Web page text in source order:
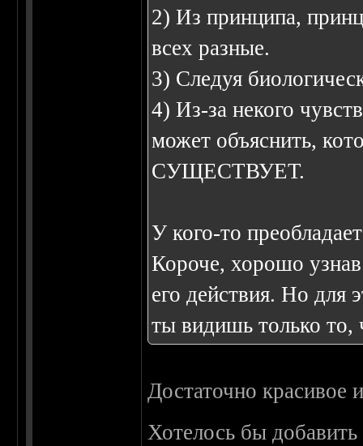
2) Из принципа,
всех разные.
3) Следуя
4) Из-за некого
может объяснить,
СУЩЕСТВУЕТ.
У кого-то
Короче, хорошо узнав
его действия. Но для
ты видишь только то,
Достаточно красивое
Хотелось бы